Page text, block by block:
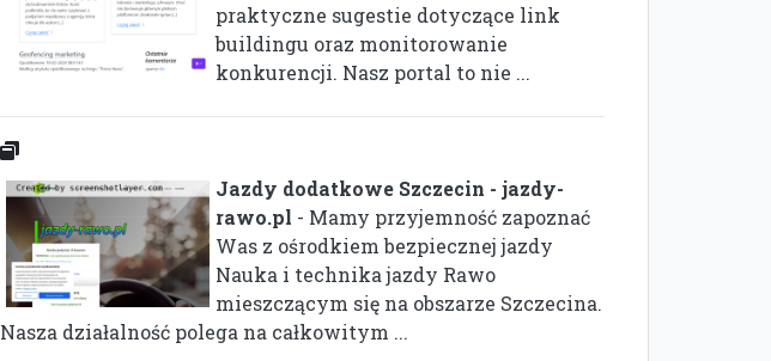
praktyczne sugestie dotyczące link
buildingu oraz monitorowanie
konkurencji. Nasz portal to nie ...
Jazdy dodatkowe Szczecin - jazdy-
rawo.pl - Mamy przyjemność zapoznać
Was z ośrodkiem bezpiecznej jazdy
Nauka i technika jazdy Rawo
mieszczącym się na obszarze Szczecina.
Nasza działalność polega na całkowitym ...